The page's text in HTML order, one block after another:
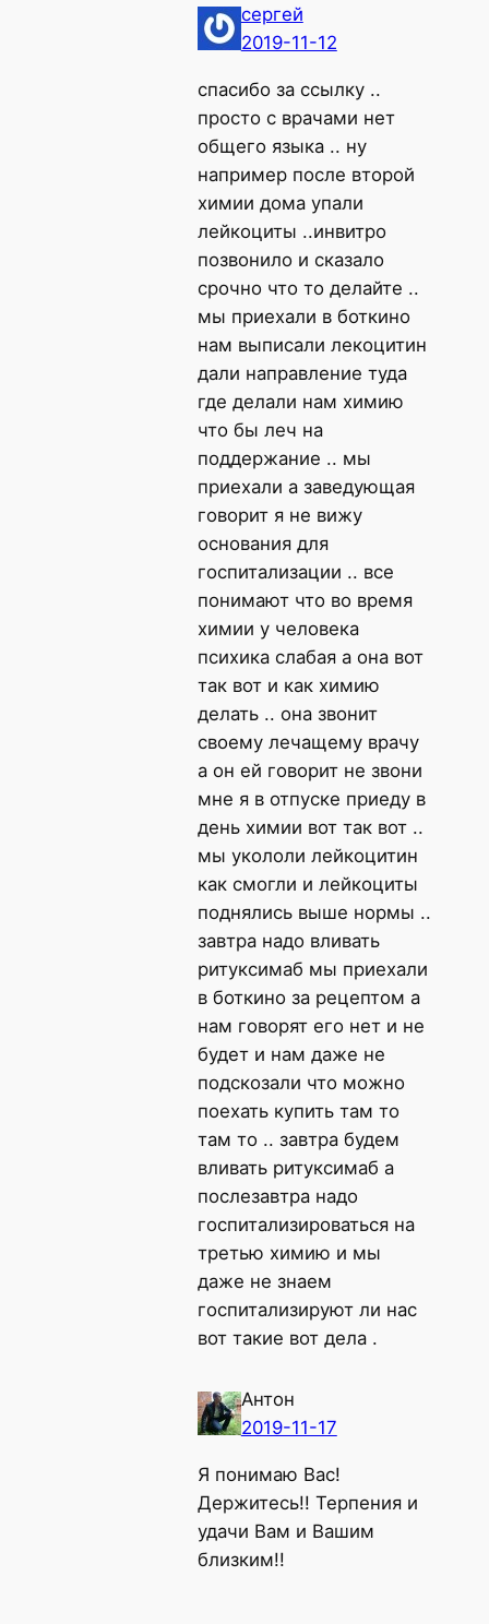
сергей
2019-11-12
спасибо за ссылку ..
просто с врачами нет
общего языка .. ну
например после второй
химии дома упали
лейкоциты ..инвитро
позвонило и сказало
срочно что то делайте ..
мы приехали в боткино
нам выписали лекоцитин
дали направление туда
где делали нам химию
что бы леч на
поддержание .. мы
приехали а заведующая
говорит я не вижу
основания для
госпитализации .. все
понимают что во время
химии у человека
психика слабая а она вот
так вот и как химию
делать .. она звонит
своему лечащему врачу
а он ей говорит не звони
мне я в отпуске приеду в
день химии вот так вот ..
мы укололи лейкоцитин
как смогли и лейкоциты
поднялись выше нормы ..
завтра надо вливать
ритуксимаб мы приехали
в боткино за рецептом а
нам говорят его нет и не
будет и нам даже не
подскозали что можно
поехать купить там то
там то .. завтра будем
вливать ритуксимаб а
послезавтра надо
госпитализироваться на
третью химию и мы
даже не знаем
госпитализируют ли нас
вот такие вот дела .
Антон
2019-11-17
Я понимаю Вас!
Держитесь!! Терпения и
удачи Вам и Вашим
близким!!